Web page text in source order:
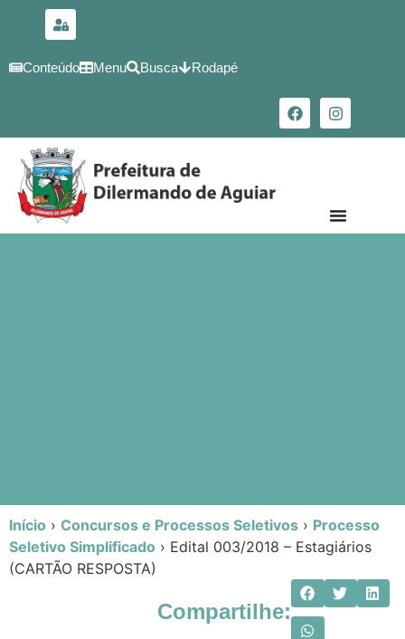
conteúdo
Conteúdo Menu Busca Rodapé
Início › Concursos e Processos Seletivos › Processo
Seletivo Simplificado › Edital 003/2018 – Estagiários
(CARTÃO RESPOSTA)
Compartilhe: